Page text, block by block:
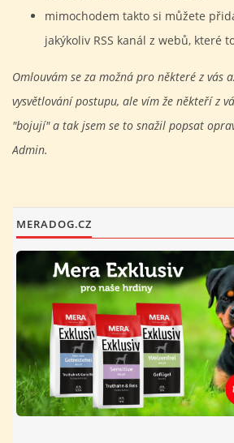
mimochodem takto si můžete
jakýkoliv RSS kanál z webů, které
Omlouvám se za možná pro některé z vás
vysvětlování postupu, ale vím že někteří z
"bojují" a tak jsem se to snažil popsat
Admin.
MERADOG.CZ